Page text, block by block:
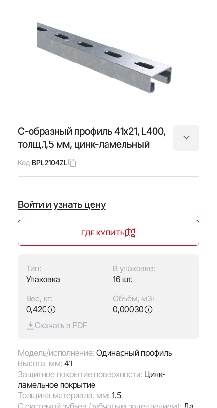
С-образный профиль 41х21, L400,
толщ.1,5 мм, цинк-ламельный
Код:BPL2104ZL
Войти и узнать цену
ГДЕ КУПИТЬ
Тип:
Упаковка
В упаковке:
16 шт.
Вес, кг:
0,420
Объём, м3:
0,00030
Скачать в PDF
Модель/исполнение: Одинарный профиль
Высота, мм: 41
Защитное покрытие поверхности: Цинк-
ламельное покрытие
Толщина материала, мм: 1.5